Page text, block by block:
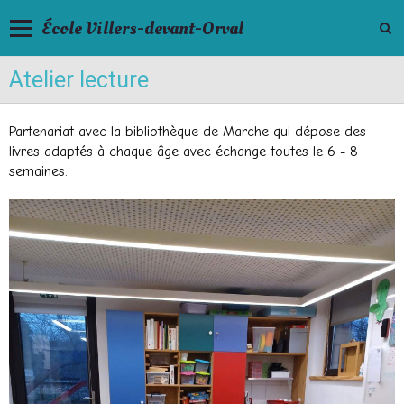
École Villers-devant-Orval
Atelier lecture
Partenariat avec la bibliothèque de Marche qui dépose des
livres adaptés à chaque âge avec échange toutes le 6 - 8
semaines.